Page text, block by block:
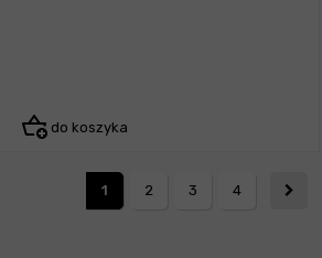
do koszyka
1 2 3 4